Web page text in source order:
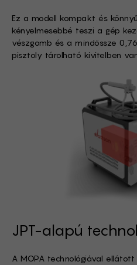
Ez a modell kompakt és
kényelmesebbé teszi a gép
vészgomb és a mindössze
pisztoly tárolható kivitelben
JPT-alapú
A MOPA technológiával ellátott